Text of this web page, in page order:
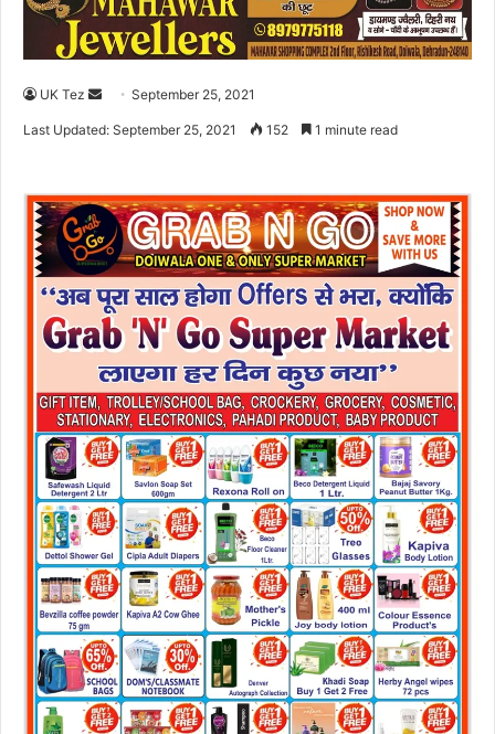
UK Tez
e
a
e
m
a
i
September 25, 2021
Last Updated: September 25, 2021 152 1 minute read